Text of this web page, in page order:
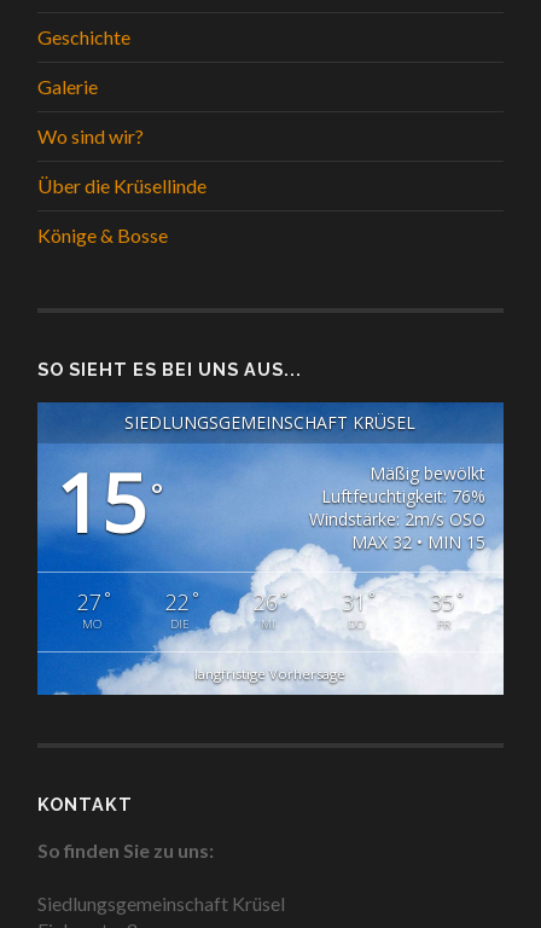
Geschichte
Galerie
Wo sind wir?
Über die Krüsellinde
Könige & Bosse
SO SIEHT ES BEI UNS AUS...
SIEDLUNGSGEMEINSCHAFT KRÜSEL
15°
Mäßig bewölkt
Luftfeuchtigkeit: 76%
Windstärke: 2m/s OSO
MAX 32 • MIN 15
27°
MO
22 °
DIE
26°
MI
31°
DO
35°
FR
langfristige Vorhersage
KONTAKT
So finden Sie zu uns:
Siedlungsgemeinschaft Krüsel